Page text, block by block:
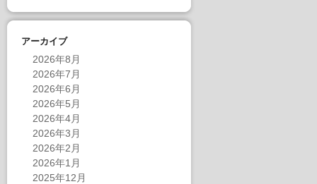
アーカイブ
2026年8月
2026年7月
2026年6月
2026年5月
2026年4月
2026年3月
2026年2月
2026年1月
2025年12月